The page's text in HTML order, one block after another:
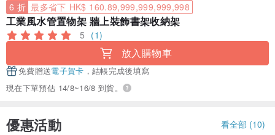
6 折 最多省下 HK$ 160.89,999,999,999,998
工業風水管置物架 牆上裝飾書架收納架
5 (1)
放入購物車
免費贈送電子賀卡 ，結帳完成後填寫
現在下單預估 14/8~16/8 到貨。
優惠活動 看全部 (10)